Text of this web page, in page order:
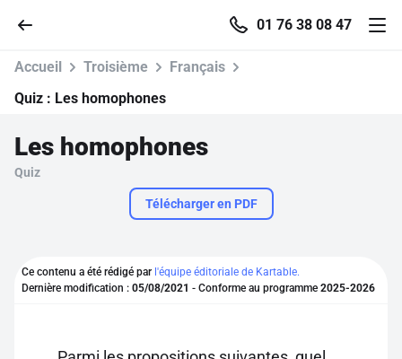
01 76 38 08 47
Accueil
Se connecter
S'inscrire gratuitement
Accueil Troisième
Français
Quiz : Les homophones
Les homophones
Quiz
Télécharger en PDF
Ce contenu a été rédigé par l'équipe éditoriale de Kartable.
Dernière modification : 05/08/2021 - Conforme au programme 2025-2026